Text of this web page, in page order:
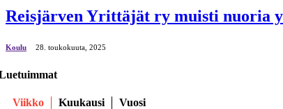
Reisjärven Yrittäjät ry muisti nuoria
Koulu 28. toukokuuta, 2025
Viikko Kuukausi Vuosi